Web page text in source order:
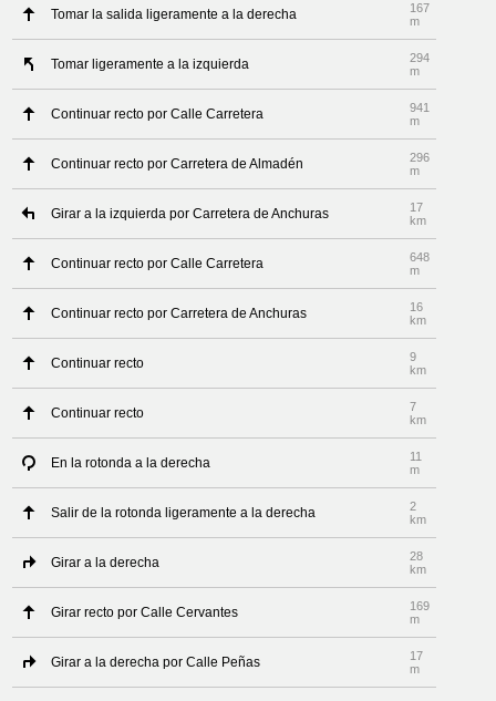
Tomar la salida ligeramente a la derecha
167
m
Tomar ligeramente a la izquierda
294
m
Continuar recto por Calle Carretera
941
m
Continuar recto por Carretera de Almadén
296
m
Girar a la izquierda por Carretera de Anchuras
17
km
Continuar recto por Calle Carretera
648
m
Continuar recto por Carretera de Anchuras
16
km
Continuar recto
9
km
Continuar recto
7
km
En la rotonda a la derecha
11
m
Salir de la rotonda ligeramente a la derecha
2
km
Girar a la derecha
28
km
Girar recto por Calle Cervantes
169
m
Girar a la derecha por Calle Peñas
17
m